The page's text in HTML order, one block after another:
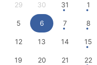
29 30 31 1
5 6 7 8
12 13 14 15
19 20 21 22